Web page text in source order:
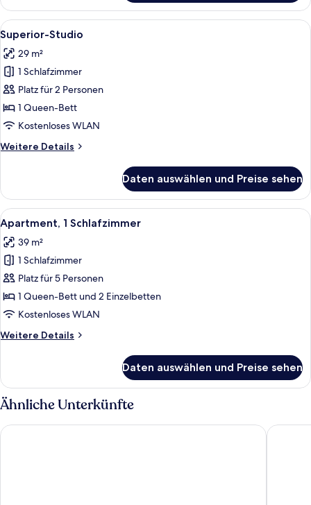
Studio
Alle
Fotos
für
Superior-
Studio
anzeigen
Ein Hotelzimmer mit einem
18
Superior-Studio
29 m²
1 Schlafzimmer
Platz für 2 Personen
1 Queen-Bett
Kostenloses WLAN
Weitere Details
Weitere
Studio
Daten auswählen und Preise sehen
Alle
Fotos
für
Apartment,
1
Schlafzimmer
anzeigen
Ein Hotelzimmer mit einem Bett,
10
Apartment, 1 Schlafzimmer
39 m²
1 Schlafzimmer
Platz für 5 Personen
1 Queen-Bett und 2 Einzelbetten
Kostenloses WLAN
Weitere Details
Weitere
1
Schlafzimmer
Daten auswählen und Preise sehen
Ähnliche Unterkünfte
Summit Motor Lodge City